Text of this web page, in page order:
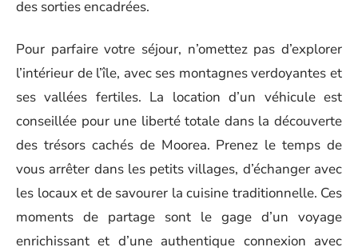
des sorties encadrées.
Pour parfaire votre séjour, n’omettez pas d’explorer
l’intérieur de l’île, avec ses montagnes verdoyantes et
ses vallées fertiles. La location d’un véhicule est
conseillée pour une liberté totale dans la découverte
des trésors cachés de Moorea. Prenez le temps de
vous arrêter dans les petits villages, d’échanger avec
les locaux et de savourer la cuisine traditionnelle. Ces
moments de partage sont le gage d’un voyage
enrichissant et d’une authentique connexion avec